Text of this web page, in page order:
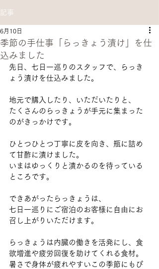
記事
季節の手仕事「らっきょう漬け」を仕
込みました
6月10日
先日、七日一巡りのスタッフで、らっき
ょう漬けを仕込みました。
地元で購入したり、いただいたりと、
たくさんの らっきょうが手元に集まった
のがきっかけです。
ひとつひとつ丁寧に皮を向き、瓶に詰め
て甘酢に漬けました。
いまはゆっくりと漬かるのを待っている
ところです。
できあがったらっきょうは、
七日一巡りにご宿泊のお客様に自由にお
召し上がりいただけます。
らっきょうは内臓の働きを活発にし、食
欲増進や疲労回復を助けてくれる食材。
暑さで身体が疲れやすいこの季節にもぴ